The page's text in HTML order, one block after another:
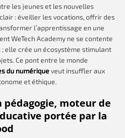
les jeunes et les nouvelles
: éveiller les vocations, offrir des
l’apprentissage en une
WeTech Academy ne se contente
elle crée un écosystème stimulant
Ce pont entre le monde
du numériqueveut insuffler aux
et éthique.
moteur de
portée par la